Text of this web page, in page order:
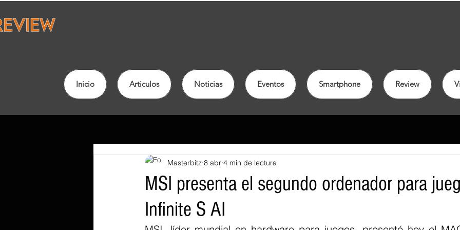
Inicio Articulos Noticias Eventos Smartphone Review
MSI presenta el segundo ordenador para
Infinite S AI
Masterbitz 8 abr 4 min de lectura